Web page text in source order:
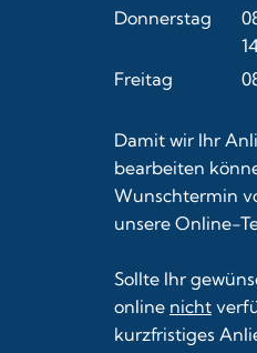
Donnerstag
Freitag
Damit wir Ihr
bearbeiten
Wunschtermin
unsere Online-
Sollte Ihr
online nicht
kurzfristiges